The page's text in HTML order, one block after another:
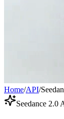
Home/API/
Seedance